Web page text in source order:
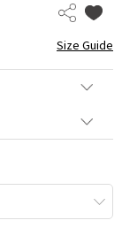
Size Guide